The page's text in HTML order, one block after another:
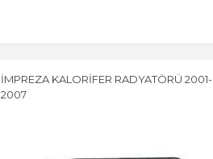
İMPREZA KALORİFER RADYATÖRÜ 2001-
2007